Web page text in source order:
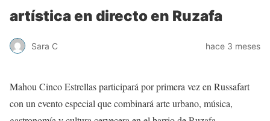
artística en directo en Ruzafa
Sara C hace 3 meses
Mahou Cinco Estrellas participará por primera vez en Russafart
con un evento especial que combinará arte urbano, música,